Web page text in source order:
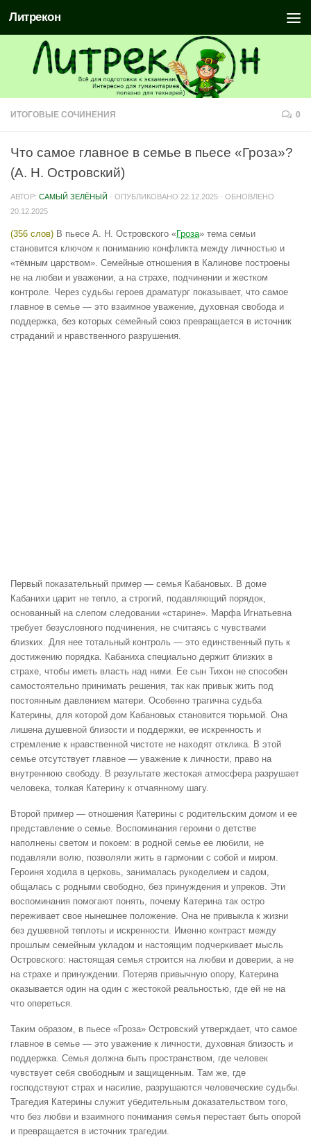
Литрекон
ИТОГОВЫЕ СОЧИНЕНИЯ 0
Что самое главное в семье в пьесе «Гроза»?
(А. Н. Островский)
АВТОР: САМЫЙ ЗЕЛЁНЫЙ · ОПУБЛИКОВАНО 22.12.2025 · ОБНОВЛЕНО
20.12.2025
(356 слов) В пьесе А. Н. Островского «Гроза» тема семьи
становится ключом к пониманию конфликта между личностью и
«тёмным царством». Семейные отношения в Калинове построены
не на любви и уважении, а на страхе, подчинении и жестком
контроле. Через судьбы героев драматург показывает, что самое
главное в семье — это взаимное уважение, духовная свобода и
поддержка, без которых семейный союз превращается в источник
страданий и нравственного разрушения.
Первый показательный пример — семья Кабановых. В доме
Кабанихи царит не тепло, а строгий, подавляющий порядок,
основанный на слепом следовании «старине». Марфа Игнатьевна
требует безусловного подчинения, не считаясь с чувствами
близких. Для нее тотальный контроль — это единственный путь к
достижению порядка. Кабаниха специально держит близких в
страхе, чтобы иметь власть над ними. Ее сын Тихон не способен
самостоятельно принимать решения, так как привык жить под
постоянным давлением матери. Особенно трагична судьба
Катерины, для которой дом Кабановых становится тюрьмой. Она
лишена душевной близости и поддержки, ее искренность и
стремление к нравственной чистоте не находят отклика. В этой
семье отсутствует главное — уважение к личности, право на
внутреннюю свободу. В результате жестокая атмосфера разрушает
человека, толкая Катерину к отчаянному шагу.
Второй пример — отношения Катерины с родительским домом и ее
представление о семье. Воспоминания героини о детстве
наполнены светом и покоем: в родной семье ее любили, не
подавляли волю, позволяли жить в гармонии с собой и миром.
Героиня ходила в церковь, занималась рукоделием и садом,
общалась с родными свободно, без принуждения и упреков. Эти
воспоминания помогают понять, почему Катерина так остро
переживает свое нынешнее положение. Она не привыкла к жизни
без душевной теплоты и искренности. Именно контраст между
прошлым семейным укладом и настоящим подчеркивает мысль
Островского: настоящая семья строится на любви и доверии, а не
на страхе и принуждении. Потеряв привычную опору, Катерина
оказывается один на один с жестокой реальностью, где ей не на
что опереться.
Таким образом, в пьесе «Гроза» Островский утверждает, что самое
главное в семье — это уважение к личности, духовная близость и
поддержка. Семья должна быть пространством, где человек
чувствует себя свободным и защищенным. Там же, где
господствуют страх и насилие, разрушаются человеческие судьбы.
Трагедия Катерины служит убедительным доказательством того,
что без любви и взаимного понимания семья перестает быть опорой
и превращается в источник трагедии.